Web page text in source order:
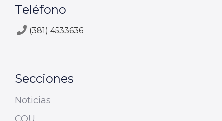
Teléfono
(381) 4533636
Secciones
Noticias
COU